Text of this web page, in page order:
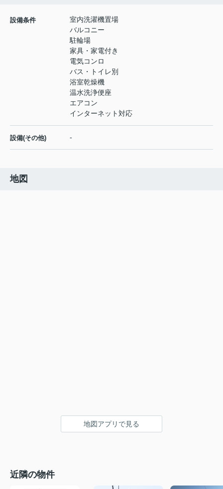
設備条件
室内洗濯機置場
バルコニー
駐輪場
家具・家電付き
電気コンロ
バス・トイレ別
浴室乾燥機
温水洗浄便座
エアコン
インターネット対応
設備(その他) -
地図
地図アプリで見る
近隣の物件